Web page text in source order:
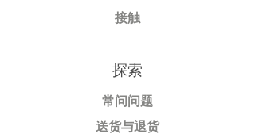
接触
探索
常问问题
送货与退货